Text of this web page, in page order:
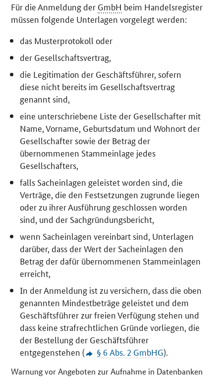
Für die Anmeldung der GmbH beim Handelsregister
müssen folgende Unterlagen vorgelegt werden:
das Musterprotokoll oder
der Gesellschaftsvertrag,
die Legitimation der Geschäftsführer, sofern
diese nicht bereits im Gesellschaftsvertrag
genannt sind,
eine unterschriebene Liste der Gesellschafter mit
Name, Vorname, Geburtsdatum und Wohnort der
Gesellschafter sowie der Betrag der
übernommenen Stammeinlage jedes
Gesellschafters,
falls Sacheinlagen geleistet worden sind, die
Verträge, die den Festsetzungen zugrunde liegen
oder zu ihrer Ausführung geschlossen worden
sind, und der Sachgründungsbericht,
wenn Sacheinlagen vereinbart sind, Unterlagen
darüber, dass der Wert der Sacheinlagen den
Betrag der dafür übernommenen Stammeinlagen
erreicht,
In der Anmeldung ist zu versichern, dass die oben
genannten Mindestbeträge geleistet und dem
Geschäftsführer zur freien Verfügung stehen und
dass keine strafrechtlichen Gründe vorliegen, die
der Bestellung der Geschäftsführer
entgegenstehen (
§ 6 Abs. 2 GmbHG).
Warnung vor Angeboten zur Aufnahme in Datenbanken